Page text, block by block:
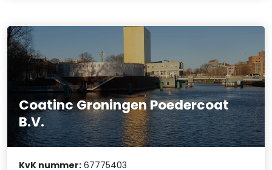
Coatinc Groningen Poedercoat
B.V.
KvK nummer: 67775403